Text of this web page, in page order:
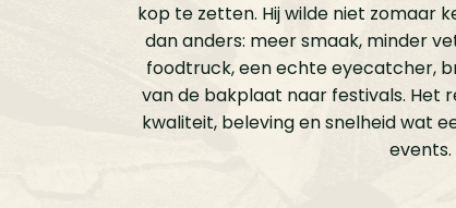
kop te zetten. Hij wilde niet zomaar
dan anders: meer smaak, minder
foodtruck, een echte eyecatcher,
van de bakplaat naar festivals. Het
kwaliteit, beleving en snelheid wat
events.